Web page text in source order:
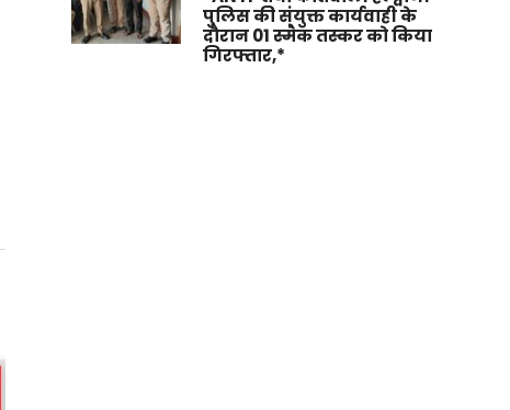
पुलिस की संयुक्त कार्यवाही के
दौरान 01 स्मैक तस्कर को किया
गिरफ्तार,*